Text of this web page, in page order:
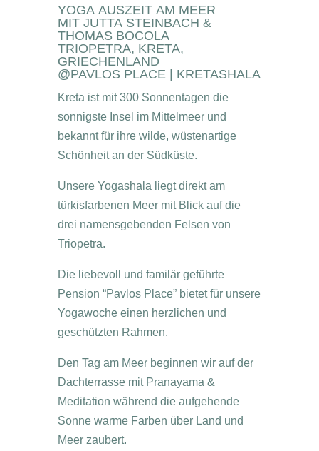
YOGA AUSZEIT AM MEER
MIT JUTTA STEINBACH &
THOMAS BOCOLA
TRIOPETRA, KRETA,
GRIECHENLAND
@PAVLOS PLACE | KRETASHALA
Kreta ist mit 300 Sonnentagen die
sonnigste Insel im Mittelmeer und
bekannt für ihre wilde, wüstenartige
Schönheit an der Südküste.
Unsere Yogashala liegt direkt am
türkisfarbenen Meer mit Blick auf die
drei namensgebenden Felsen von
Triopetra.
Die liebevoll und familär geführte
Pension “Pavlos Place” bietet für unsere
Yogawoche einen herzlichen und
geschützten Rahmen.
Den Tag am Meer beginnen wir auf der
Dachterrasse mit Pranayama &
Meditation während die aufgehende
Sonne warme Farben über Land und
Meer zaubert.